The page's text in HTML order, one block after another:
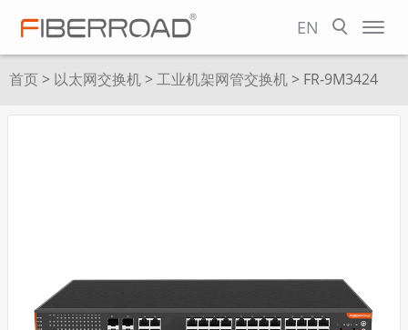
EN
首页> 以太网交换机>工业机架网管交换机> FR-9M3424